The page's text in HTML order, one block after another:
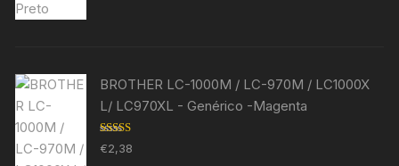
BROTHER LC-1000M / LC-970M / LC1000X
L/ LC970XL - Genérico -Magenta
Avaliação
5.00de 5
€2,38